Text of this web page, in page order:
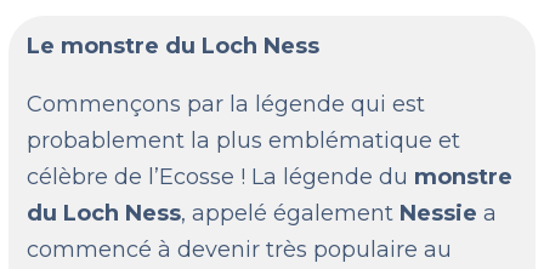
Le monstre du Loch Ness
Commençons par la légende qui est
probablement la plus emblématique et
célèbre de l’Ecosse ! La légende du monstre
du Loch Ness, appelé également Nessiea
commencé à devenir très populaire au